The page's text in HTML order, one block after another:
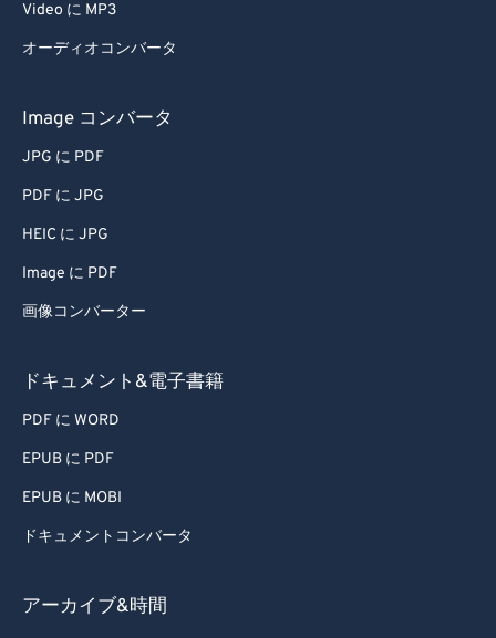
Video に MP3
オーディオコンバータ
Image コンバータ
JPG に PDF
PDF に JPG
HEIC に JPG
Image に PDF
画像コンバーター
ドキュメント&電子書籍
PDF に WORD
EPUB に PDF
EPUB に MOBI
ドキュメントコンバータ
アーカイブ&時間